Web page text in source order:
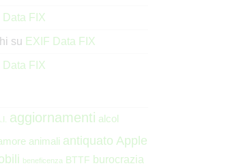
Data FIX
su EXIF Data FIX
Data FIX
aggiornamenti alcol
animali antiquato Apple
beneficenza BTTF burocrazia